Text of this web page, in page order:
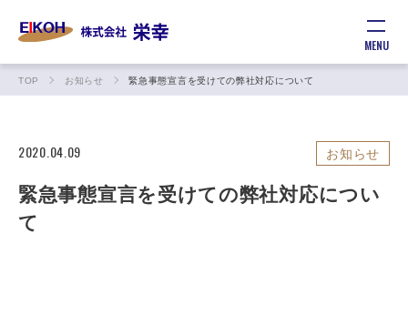
MENU
TOP お知らせ 緊急事態宣言を受けての弊社対応について
2020.04.09 お知らせ
緊急事態宣言を受けての弊社対応につい
て